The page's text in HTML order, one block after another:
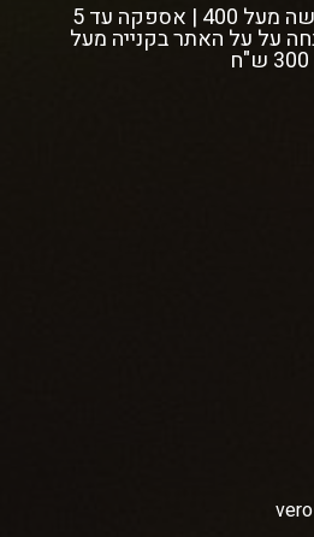
משלוח חינם ברכישה מעל 400 | אספקה עד 5
עבודה |25% הנחה על על האתר בקנייה מעל
300 ש"ח